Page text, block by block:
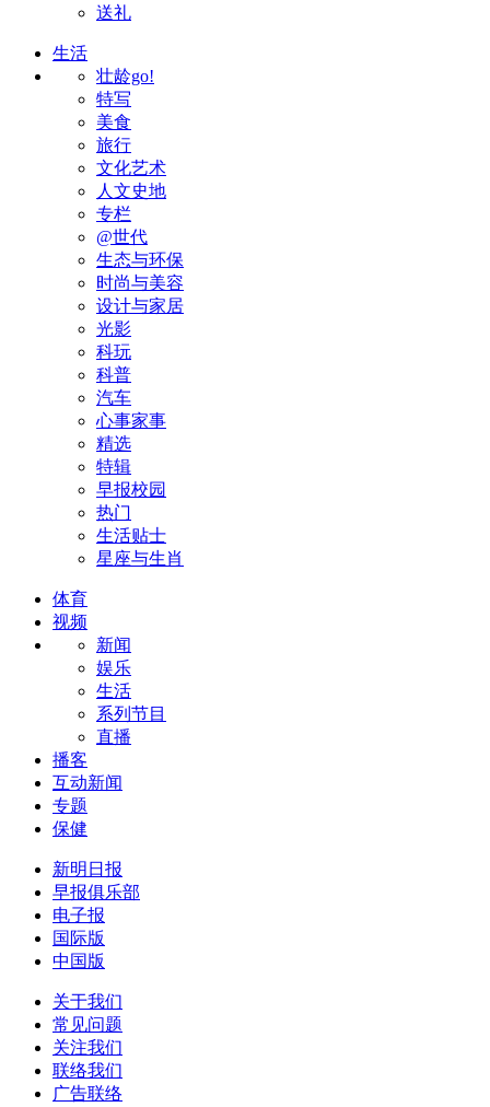
送礼
生活
壮龄go!
特写
美食
旅行
文化艺术
人文史地
专栏
@世代
生态与环保
时尚与美容
设计与家居
光影
科玩
科普
汽车
心事家事
精选
特辑
早报校园
热门
生活贴士
星座与生肖
体育
视频
新闻
娱乐
生活
系列节目
直播
播客
互动新闻
专题
保健
新明日报
早报俱乐部
电子报
国际版
中国版
关于我们
常见问题
关注我们
联络我们
广告联络